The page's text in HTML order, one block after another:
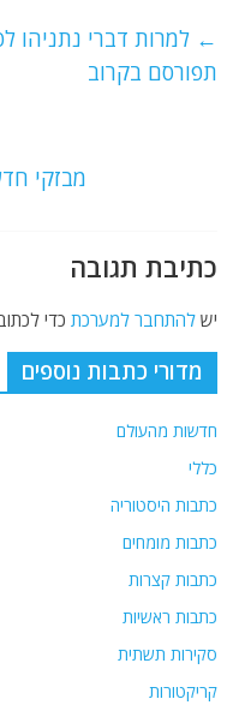
s
A
g
ra
l ← למרות דברי נתניהו
תפורסם בקרוב
מבזקי חדשות ליום
כתיבת תגובה
ישלהתחבר למערכת כדי
מדורי כתבות נוספים
חדשות מהעולם
כללי
כתבות היסטוריה
כתבות מומחים
כתבות קצרות
כתבות ראשיות
סקירות תשתית
קריקטורות